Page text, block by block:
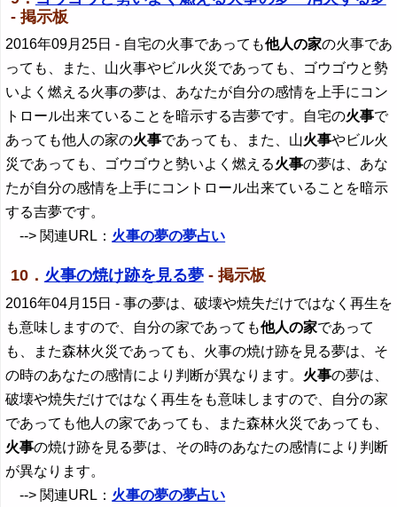
- 掲示板
2016年09月25日 - 自宅の火事であっても他人の家の火事であ
っても、また、山火事やビル火災であっても、ゴウゴウと勢
いよく燃える火事の夢は、あなたが自分の感情を上手にコン
トロール出来ていることを暗示する吉夢です。自宅の火事で
あっても他人の家の火事であっても、また、山火事やビル火
災であっても、ゴウゴウと勢いよく燃える火事の夢は、あな
たが自分の感情を上手にコントロール出来ていることを暗示
する吉夢です。
--> 関連URL： 火事の夢の夢占い
10． 火事の焼け跡を見る夢- 掲示板
2016年04月15日 - 事の夢は、破壊や焼失だけではなく再生を
も意味しますので、自分の家であっても他人の家であって
も、また森林火災であっても、火事の焼け跡を見る夢は、そ
の時のあなたの感情により判断が異なります。 火事の夢は、
破壊や焼失だけではなく再生をも意味しますので、自分の家
であっても他人の家であっても、また森林火災であっても、
火事の焼け跡を見る夢は、その時のあなたの感情により判断
が異なります。
--> 関連URL： 火事の夢の夢占い